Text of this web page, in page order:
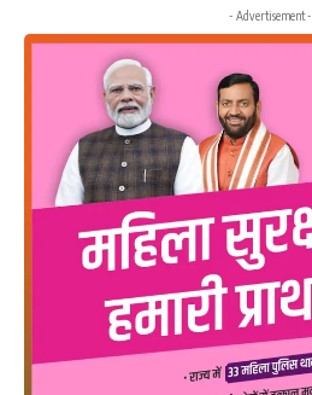
- Advertisement -